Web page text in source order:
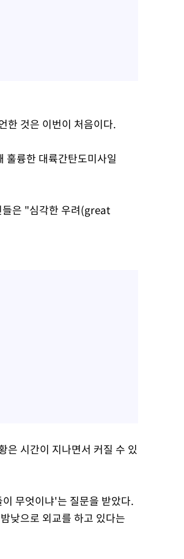
한 것은 이번이 처음이다.
훌륭한 대륙간탄도미사일
들은 "심각한 우려(great
은 시간이 지나면서 커질 수 있
무엇이냐'는 질문을 받았다.
낮으로 외교를 하고 있다는